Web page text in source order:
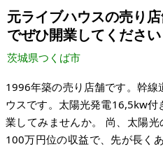
付け可能な部分もございます。 東日本大震災でもほとんど影響
はありませんでした。非常に思い
元ライブハウスの売り
でぜひ開業してください
茨城県つくば市
1996年築の売り店舗です。幹
ウスです。太陽光発電16,5kw付
業してみませんか。 尚、太陽光の売電は令和3年ころから年間
100万円位の収益で、先が長く